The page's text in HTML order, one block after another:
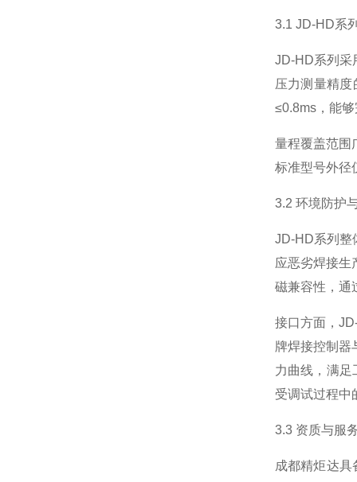
3.1 JD-HD系
JD-HD系列采
压力测量精
≤0.8ms，能
量程覆盖范围
标准型号外径
3.2 环境防护
JD-HD系列整
应恶劣焊接
磁兼容性，通
接口方面，
牌焊接控制器
力曲线，满
受调试过程中
3.3 资质与服
成都精炬达